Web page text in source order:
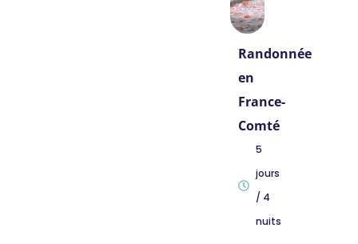
Randonnée
en
France-
Comté
5
jours
/ 4
nuits